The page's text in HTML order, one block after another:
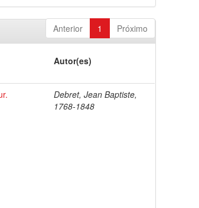
Anterior 1 Próximo
Autor(es)
Debret, Jean Baptiste,
1768-1848